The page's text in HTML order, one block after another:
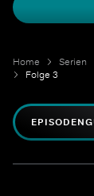
Home Serien
Folge 3